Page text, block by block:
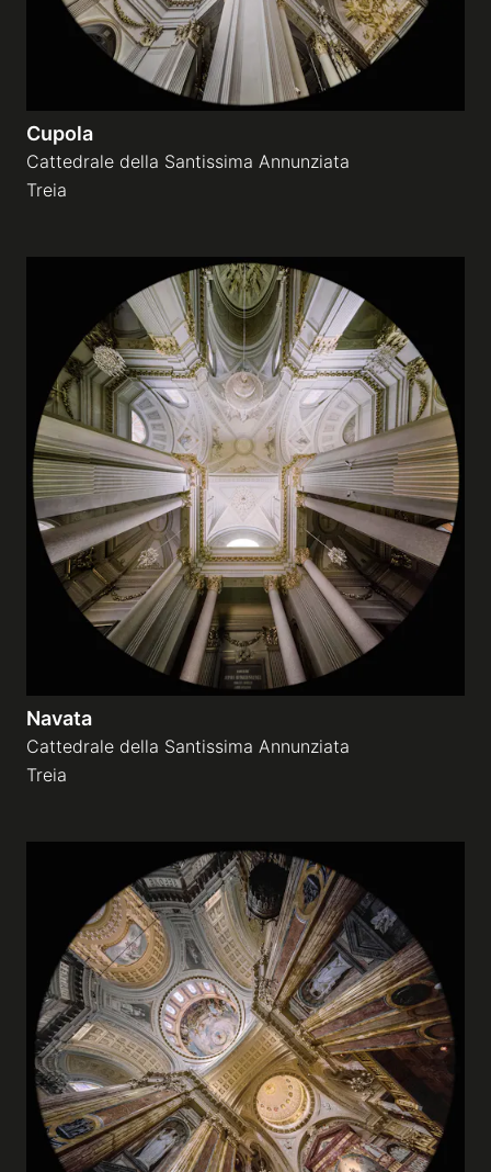
Cupola
Cattedrale della Santissima Annunziata
Treia
Navata
Cattedrale della Santissima Annunziata
Treia